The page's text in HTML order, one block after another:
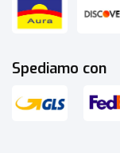
Spediamo con